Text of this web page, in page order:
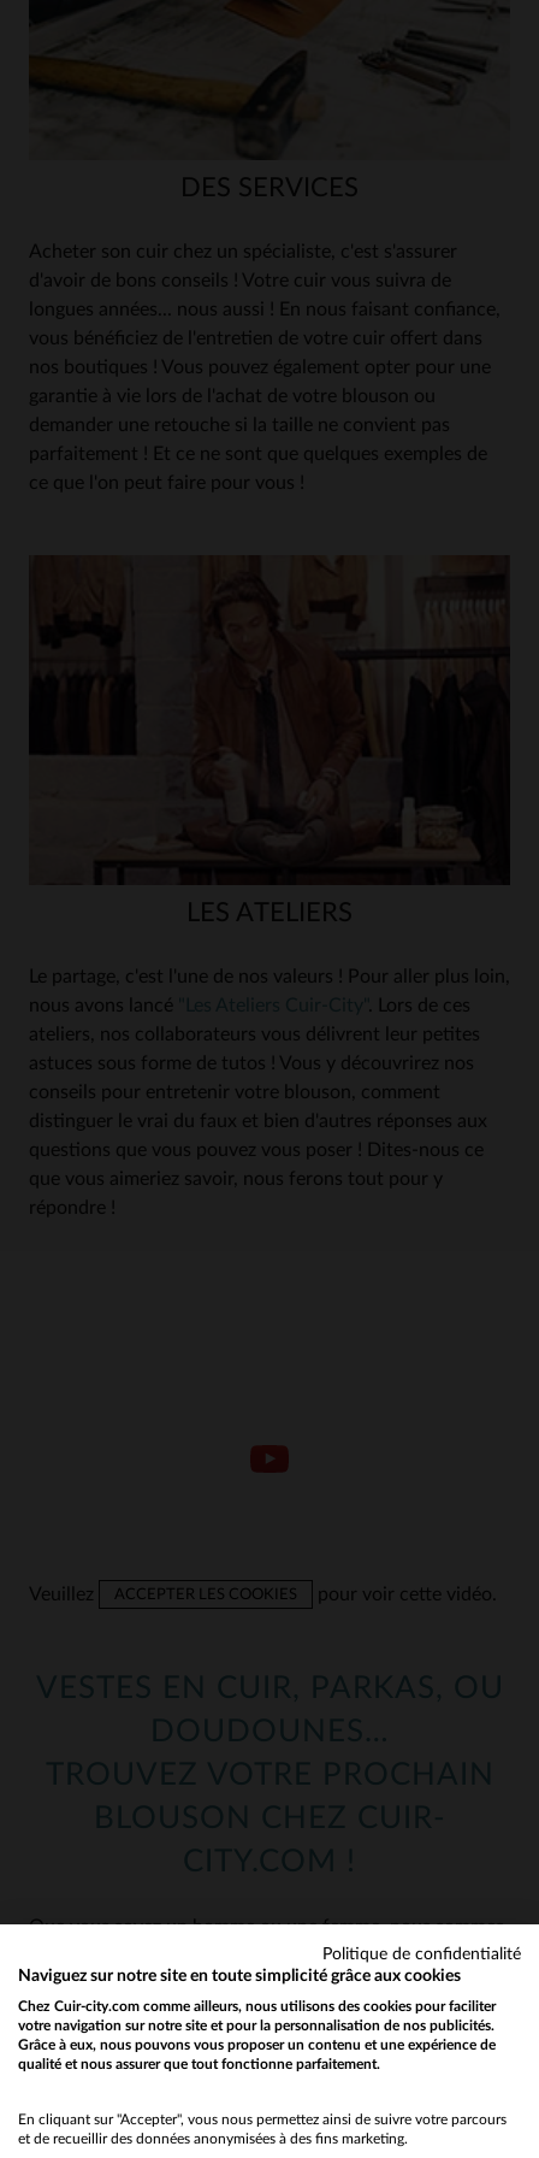
DES SERVICES
Acheter son cuir chez un spécialiste, c'est s'assurer
d'avoir de bons conseils ! Votre cuir vous suivra de
longues années... nous aussi ! En nous faisant confiance,
vous bénéficiez de l'entretien de votre cuir offert dans
nos boutiques ! Vous pouvez également opter pour une
garantie à vie lors de l'achat de votre blouson ou
demander une retouche si la taille ne convient pas
parfaitement ! Et ce ne sont que quelques exemples de
ce que l'on peut faire pour vous !
LES ATELIERS
Le partage, c'est l'une de nos valeurs ! Pour aller plus loin,
nous avons lancé
. Lors de ces
ateliers, nos collaborateurs vous délivrent leur petites
astuces sous forme de tutos ! Vous y découvrirez nos
conseils pour entretenir votre blouson, comment
distinguer le vrai du faux et bien d'autres réponses aux
questions que vous pouvez vous poser ! Dites-nous ce
que vous aimeriez savoir, nous ferons tout pour y
répondre !
Veuillez ACCEPTER LES COOKIES pour voir cette vidéo.
VESTES EN CUIR, PARKAS, OU
DOUDOUNES…
TROUVEZ VOTRE PROCHAIN
BLOUSON CHEZ CUIR-
CITY.COM !
Que vous soyez un homme ou une femme, nous sommes
sûrs d’avoir le blouson ou le manteau qu’il vous faut !
Une fois votre rayon choisi ci-dessus, vous avez accès à
notre catalogue : plus de 1000 blousons en cuir et
presque autant dans notre rayon textile ! Craquez pour
les dernières nouveautés parmi nos perfectos, nos
Would you like to be redirected to our English site?
No
Politique de confidentialité
Naviguez sur notre site en toute simplicité grâce aux cookies
Chez Cuir-city.com comme ailleurs, nous utilisons des cookies pour faciliter
votre navigation sur notre site et pour la personnalisation de nos publicités.
Grâce à eux, nous pouvons vous proposer un contenu et une expérience de
qualité et nous assurer que tout fonctionne parfaitement.
En cliquant sur "Accepter", vous nous permettez ainsi de suivre votre parcours
et de recueillir des données anonymisées à des fins marketing.